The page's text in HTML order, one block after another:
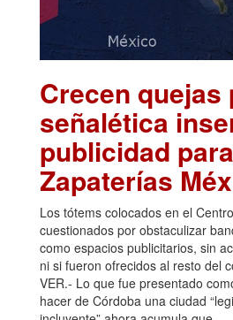
Crecen quejas
señalética
publicidad para
Zapaterías
Los tótems colocados en el
cuestionados por obstaculizar
como espacios publicitarios, sin
ni si fueron ofrecidos al resto del
VER.- Lo que fue presentado
hacer de Córdoba una ciudad